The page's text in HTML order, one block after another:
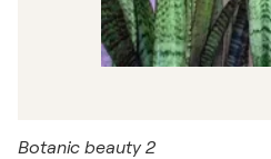
Botanic beauty 2